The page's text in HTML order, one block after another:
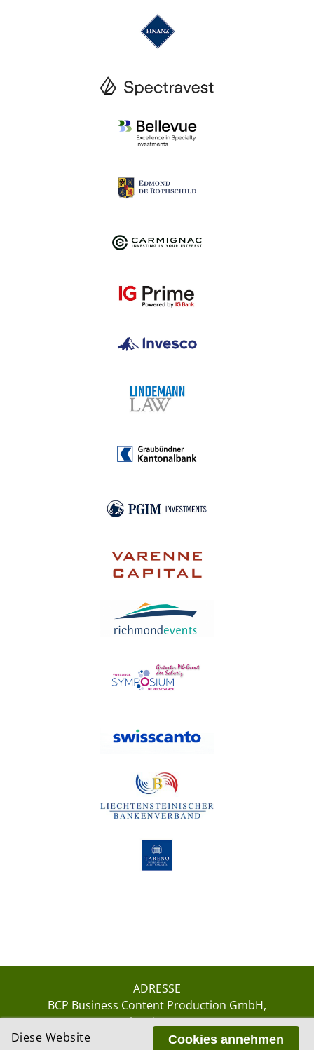
ADRESSE
BCP Business Content Production GmbH
Gotthardstrasse 38
8002 ZürichCookies annehmen
Diese Website